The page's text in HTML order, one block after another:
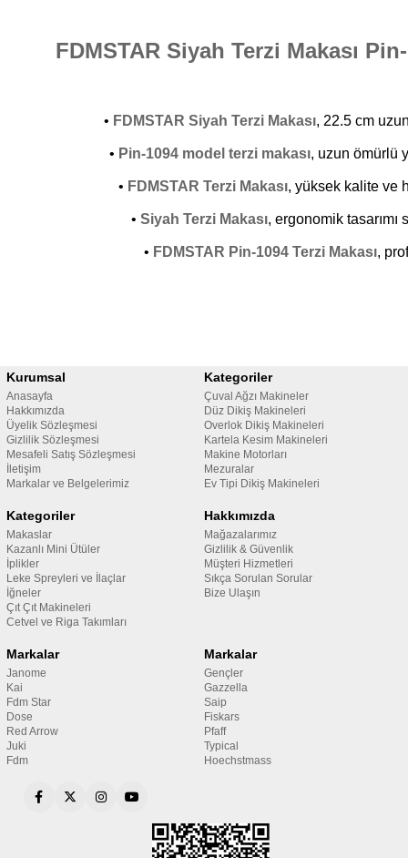
FDMSTAR Siyah Terzi Makası
• FDMSTAR Siyah Terzi Makası, 22.5 cm
• Pin-1094 model terzi makası, uzun ömürlü
• FDMSTAR Terzi Makası, yüksek kalite ve
• Siyah Terzi Makası, ergonomik
• FDMSTAR Pin-1094 Terzi Makası,
Kurumsal
Anasayfa
Hakkımızda
Üyelik Sözleşmesi
Gizlilik Sözleşmesi
Mesafeli Satış Sözleşmesi
İletişim
Markalar ve Belgelerimiz
Kategoriler
Çuval Ağzı Makineler
Düz Dikiş Makineleri
Overlok Dikiş Makineleri
Kartela Kesim Makineleri
Makine Motorları
Mezuralar
Ev Tipi Dikiş Makineleri
Kategoriler
Makaslar
Kazanlı Mini Ütüler
İplikler
Leke Spreyleri ve İlaçlar
İğneler
Çıt Çıt Makineleri
Cetvel ve Riga Takımları
Hakkımızda
Mağazalarımız
Gizlilik & Güvenlik
Müşteri Hizmetleri
Sıkça Sorulan Sorular
Bize Ulaşın
Markalar
Janome
Kai
Fdm Star
Dose
Red Arrow
Juki
Fdm
Markalar
Gençler
Gazzella
Saip
Fiskars
Pfaff
Typical
Hoechstmass